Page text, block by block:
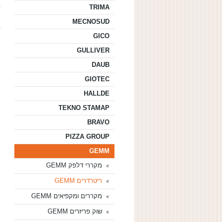
TRIMA
MECNOSUD
GICO
GULLIVER
DAUB
GIOTEC
HALLDE
TEKNO STAMAP
BRAVO
PIZZA GROUP
GEMM
מקררי דלפק GEMM
ריטרדרים GEMM
מקררים ומקפיאים GEMM
שוק פריזרים GEMM